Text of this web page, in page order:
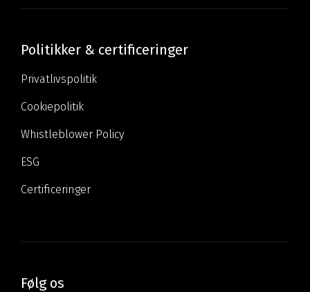
Politikker & certificeringer
Privatlivspolitik
Cookiepolitik
Whistleblower Policy
ESG
Certificeringer
Følg os